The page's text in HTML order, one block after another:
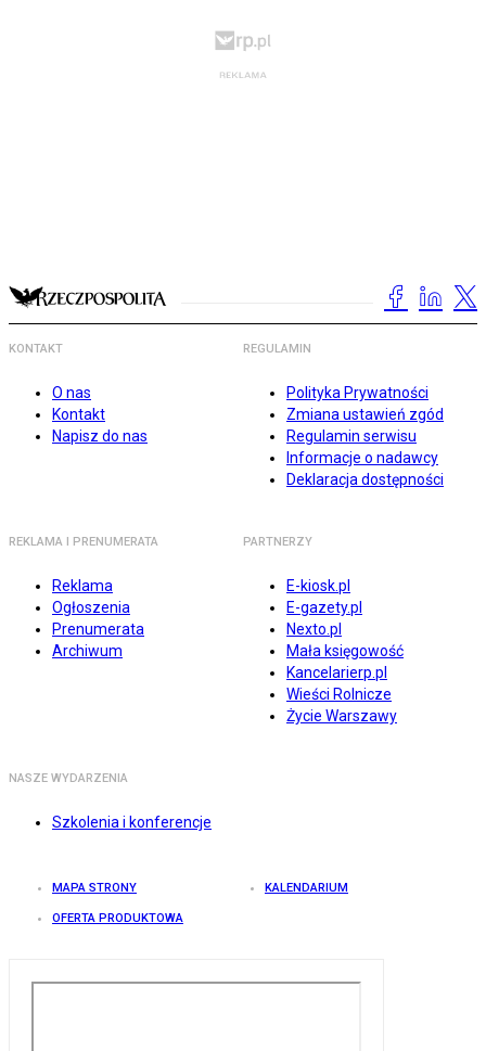
KONTAKT
O nas
Kontakt
Napisz do nas
REGULAMIN
Polityka Prywatności
Zmiana ustawień zgód
Regulamin serwisu
Informacje o nadawcy
Deklaracja dostępności
REKLAMA I PRENUMERATA
Reklama
Ogłoszenia
Prenumerata
Archiwum
PARTNERZY
E-kiosk.pl
E-gazety.pl
Nexto.pl
Mała księgowość
Kancelarierp.pl
Wieści Rolnicze
Życie Warszawy
NASZE WYDARZENIA
Szkolenia i konferencje
MAPA STRONY KALENDARIUM
OFERTA PRODUKTOWA